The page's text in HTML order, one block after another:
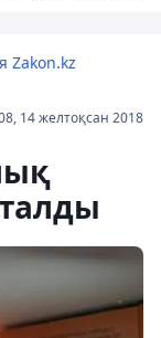
Zakon.kz
14 желтоқсан 2018